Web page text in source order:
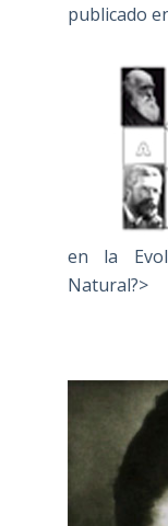
publicado
en la
Natural?>